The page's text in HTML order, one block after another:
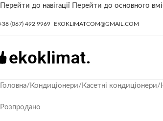
Перейти до навігації Перейти до основного
(067) 492 9969 EKOKLIMATCOM@GMAIL.COM
Головна/ Кондиціонери/ Касетні кондиціонери/
Розпродано